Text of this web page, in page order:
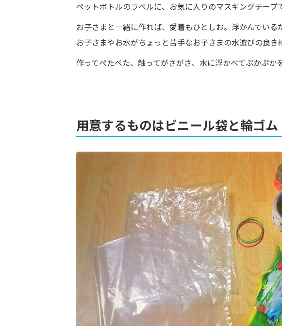
ペットボトルのラベルに、お気に入りのマスキングテープ
お子さまと一緒に作れば、愛着もひとしお。浮かんでい
お子さまやお水がちょっと苦手なお子さまの水遊びの良き
作ってぺたぺた、触ってがさがさ、水に浮かべてぷかぷか
用意するものはビニール袋と輪ゴム